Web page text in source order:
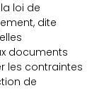
loi de
dite
documents
les contraintes
de